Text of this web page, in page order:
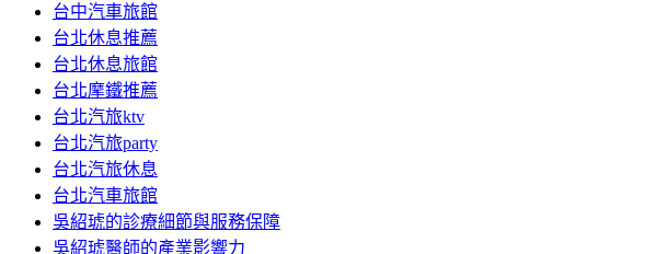
台中汽車旅館
台北休息推薦
台北休息旅館
台北摩鐵推薦
台北汽旅ktv
台北汽旅party
台北汽旅休息
台北汽車旅館
吳紹琥的診療細節與服務保障
吳紹琥醫師的產業影響力